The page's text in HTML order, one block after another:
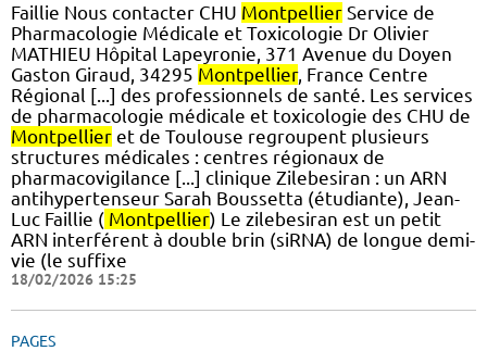
Faillie Nous contacter CHU Montpellier Service de
Pharmacologie Médicale et Toxicologie Dr Olivier
MATHIEU Hôpital Lapeyronie, 371 Avenue du Doyen
Gaston Giraud, 34295 Montpellier, France Centre
Régional [...] des professionnels de santé. Les services
de pharmacologie médicale et toxicologie des CHU de
Montpellier et de Toulouse regroupent plusieurs
structures médicales : centres régionaux de
pharmacovigilance [...] clinique Zilebesiran : un ARN
antihypertenseur Sarah Boussetta (étudiante), Jean-
Luc Faillie ( Montpellier) Le zilebesiran est un petit
ARN interférent à double brin (siRNA) de longue demi-
vie (le suffixe
18/02/2026 15:25
PAGES